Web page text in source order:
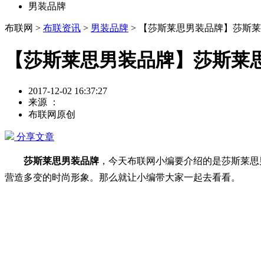
男装品牌
布联网 > 布联资讯 > 男装品牌 > 【莎斯莱思男装品牌】莎斯
【莎斯莱思男装品牌】莎斯
2017-12-02 16:37:27
来源 ：
布联网原创
分享文章
莎斯莱思男装品牌 ，今天布联网小编要介绍的是莎斯莱
营造多变的时尚形象。那么就让小编带大家一起去看看。